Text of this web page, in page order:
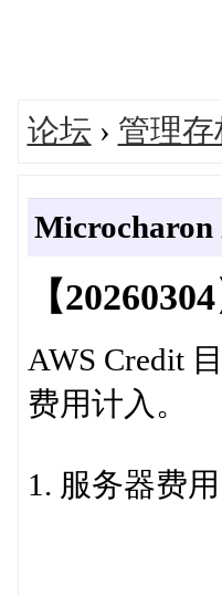
论坛 › 管理存
Microcharon
【
AWS Credit
费用计入。
1. 服务器费用